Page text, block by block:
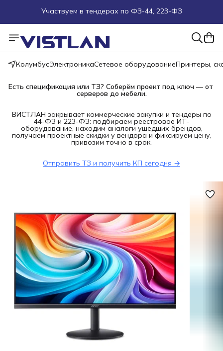
Пуско-наладочные работы
Пришлите запрос на e-mail или в чат
Более 100 000 позиций в наличии и под заказ
КолумбусЭлектроникаСетевое оборудованиеПринтеры,
Есть спецификация или ТЗ? Соберём проект под ключ — от
серверов до мебели.
ВИСТЛАН закрывает коммерческие закупки и тендеры по
44-ФЗ и 223-ФЗ: подбираем реестровое ИТ-
оборудование, находим аналоги ушедших брендов,
получаем проектные скидки у вендора и фиксируем цену,
привозим точно в срок.
Отправить ТЗ и получить КП сегодня →